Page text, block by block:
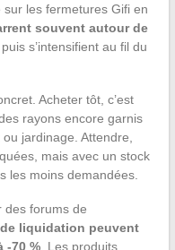
sur les fermetures Gifi en
souvent autour de
s’intensifient au fil du
Acheter tôt, c’est
rayons encore garnis
jardinage. Attendre,
mais avec un stock
les moins demandées.
des forums de
liquidation peuvent
-70 %. Les produits